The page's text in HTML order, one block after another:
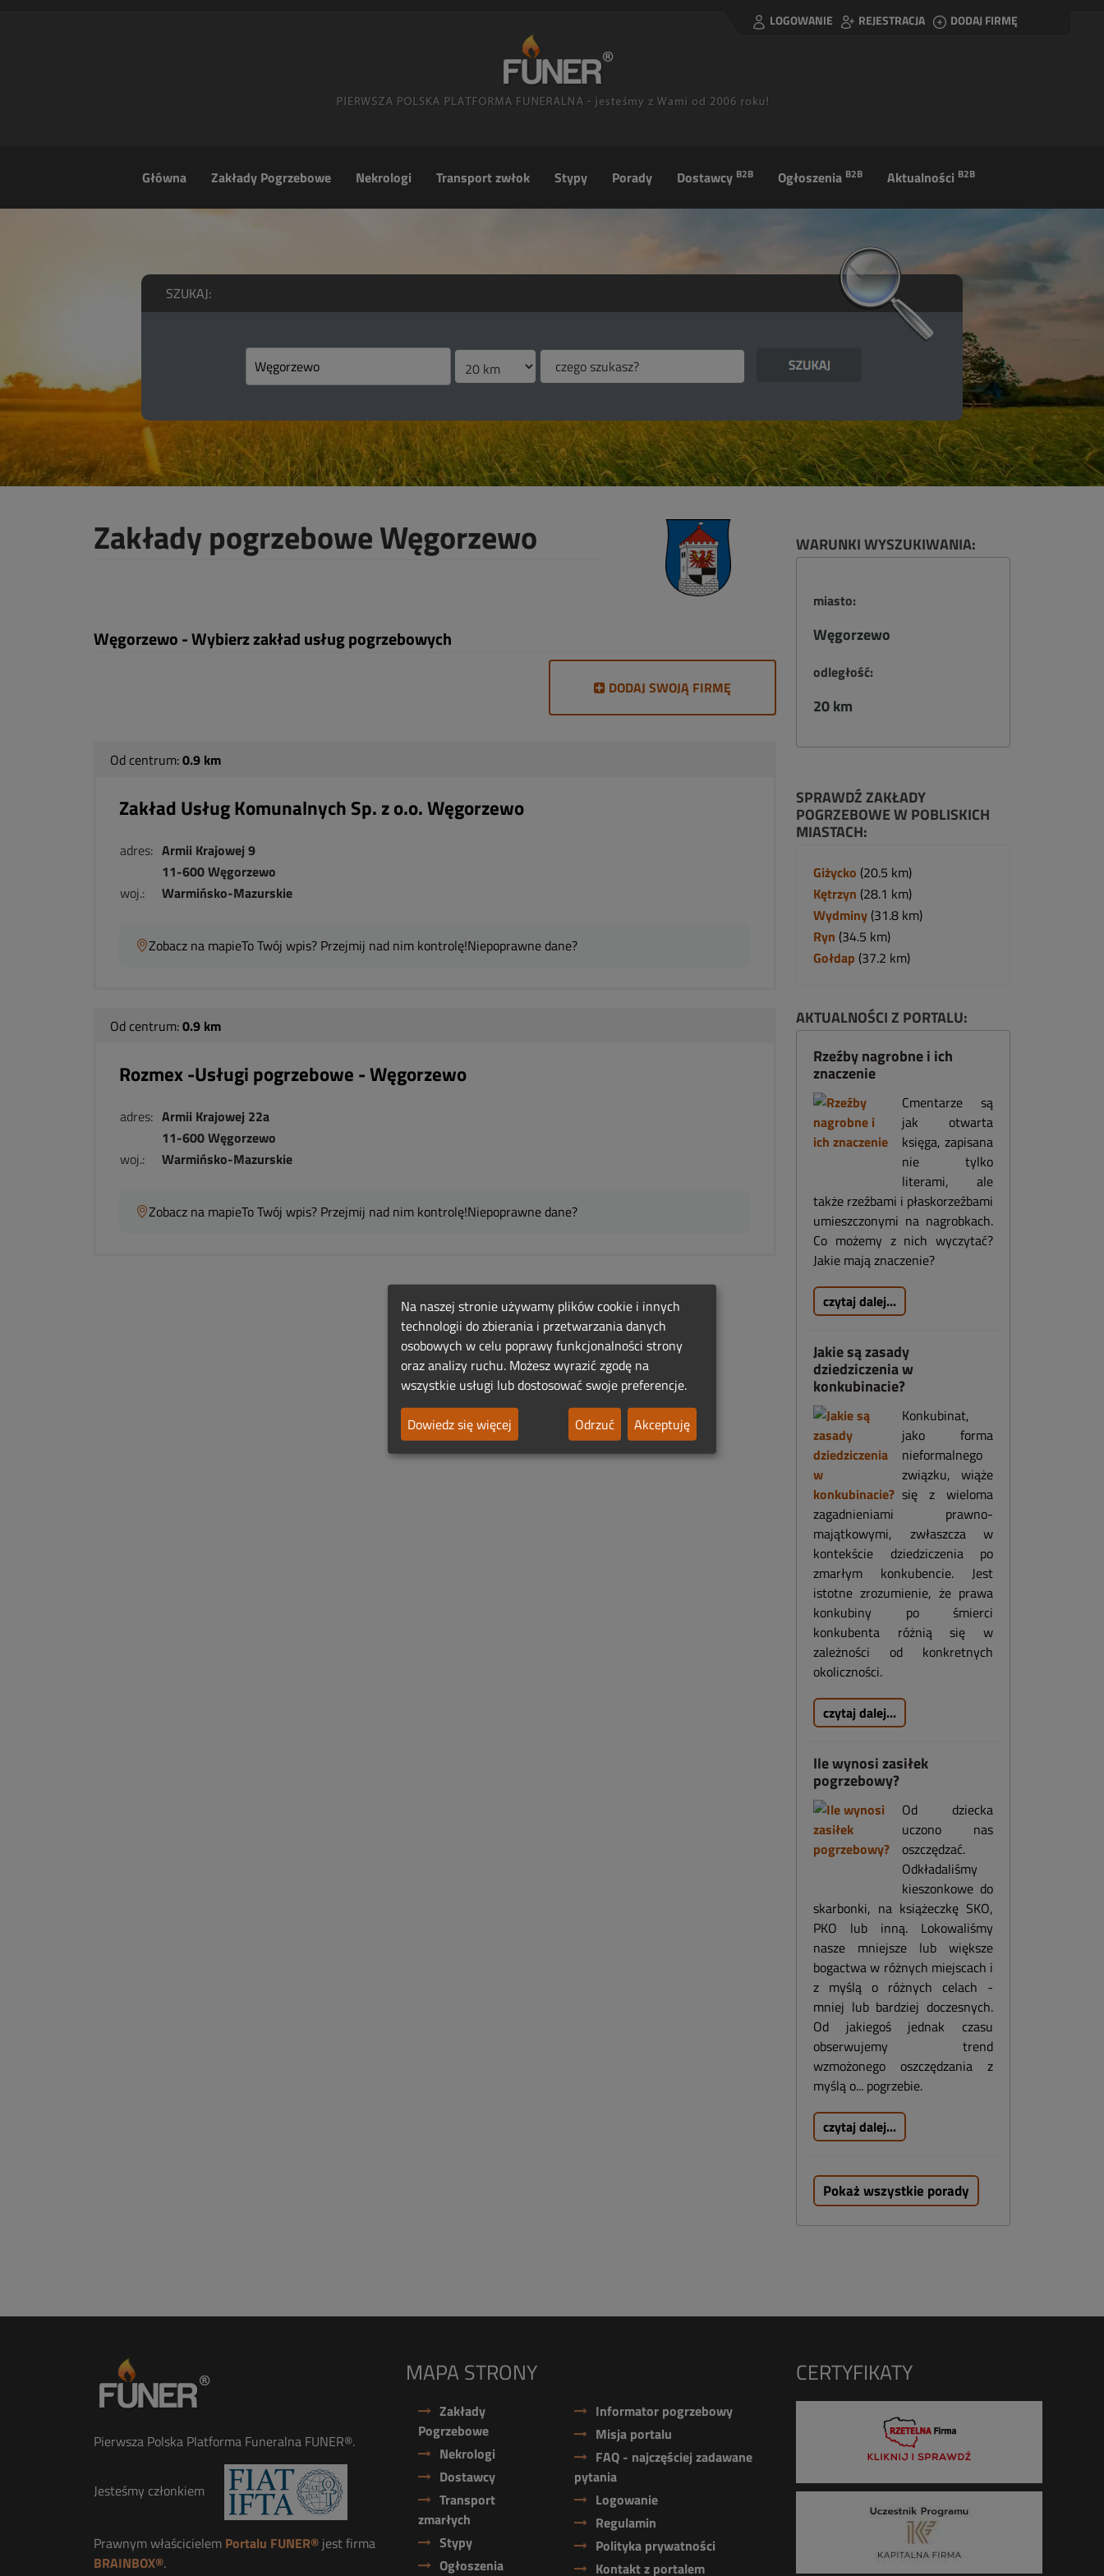
LOGOWANIE REJESTRACJA DODAJ FIRMĘ
Główna Zakłady Pogrzebowe Nekrologi Transport zwłok Stypy Porady Dostawcy B2B Ogłoszenia B2B Aktualności B2B
SZUKAJ:
Zakłady pogrzebowe Węgorzewo
Węgorzewo - Wybierz zakład usług pogrzebowych
DODAJ SWOJĄ FIRMĘ
Od centrum:0.9 km
Zakład Usług Komunalnych Sp. z o.o. Węgorzewo
adres: Armii Krajowej 9
11-600 Węgorzewo
woj.:
Warmińsko-Mazurskie
Zobacz na mapieTo Twój wpis? Przejmij nad nim kontrolę!Niepoprawne dane?
Od centrum:0.9 km
Rozmex -Usługi pogrzebowe - Węgorzewo
adres: Armii Krajowej 22a
11-600 Węgorzewo
woj.:
Warmińsko-Mazurskie
Zobacz na mapieTo Twój wpis? Przejmij nad nim kontrolę!Niepoprawne dane?
WARUNKI WYSZUKIWANIA:
miasto:
Węgorzewo
odległość:
20 km
SPRAWDŹ ZAKŁADY
POGRZEBOWE W POBLISKICH
MIASTACH:
Giżycko (20.5 km)
Kętrzyn (28.1 km)
Wydminy (31.8 km)
Ryn (34.5 km)
Gołdap (37.2 km)
AKTUALNOŚCI Z PORTALU:
Rzeźby nagrobne i ich
znaczenie
Cmentarze są
jak otwarta
księga, zapisana
nie tylko
literami, ale
także rzeźbami i płaskorzeźbami
umieszczonymi na nagrobkach.
Co możemy z nich wyczytać?
Jakie mają znaczenie?
czytaj dalej...
Jakie są zasady
dziedziczenia w
konkubinacie?
Konkubinat,
jako forma
nieformalnego
związku, wiąże
się z wieloma
zagadnieniami prawno-
majątkowymi, zwłaszcza w
kontekście dziedziczenia po
zmarłym konkubencie. Jest
istotne zrozumienie, że prawa
konkubiny po śmierci
konkubenta różnią się w
zależności od konkretnych
okoliczności.
czytaj dalej...
Ile wynosi zasiłek
pogrzebowy?
Od dziecka
uczono nas
oszczędzać.
Odkładaliśmy
kieszonkowe do
skarbonki, na książeczkę SKO,
PKO lub inną. Lokowaliśmy
nasze mniejsze lub większe
bogactwa w różnych miejscach i
z myślą o różnych celach -
mniej lub bardziej doczesnych.
Od jakiegoś jednak czasu
obserwujemy trend
wzmożonego oszczędzania z
myślą o... pogrzebie.
czytaj dalej...
Pokaż wszystkie porady
Pierwsza Polska Platforma Funeralna FUNER®.
Jesteśmy członkiem
Prawnym właścicielem Portalu FUNER® jest firma
BRAINBOX®.
MAPA STRONY
Zakłady
Pogrzebowe
Nekrologi
Dostawcy
Transport
zmarłych
Stypy
Ogłoszenia
Informator pogrzebowy
Misja portalu
FAQ - najczęściej zadawane
pytania
Logowanie
Regulamin
Polityka prywatności
Kontakt z portalem
CERTYFIKATY
Na naszej stronie używamy plików cookie i innych
technologii do zbierania i przetwarzania danych
osobowych w celu poprawy funkcjonalności strony
oraz analizy ruchu. Możesz wyrazić zgodę na
wszystkie usługi lub dostosować swoje preferencje.
Dowiedz się więcej
Odrzuć Akceptuję